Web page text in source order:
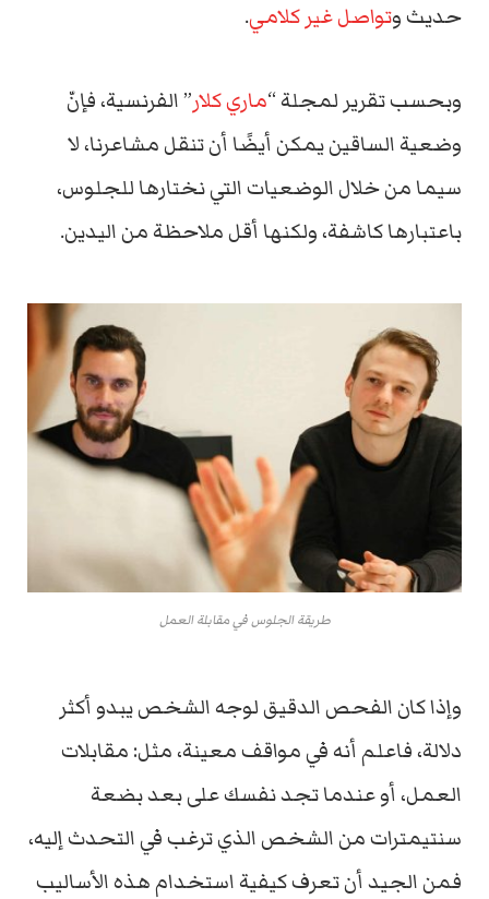
حديث وتواصل غير كلامي.
وبحسب تقرير لمجلة “ماري كلار” الفرنسية، فإنّ
وضعية الساقين يمكن أيضًا أن تنقل مشاعرنا، لا
سيما من خلال الوضعيات التي نختارها للجلوس،
باعتبارها كاشفة، ولكنها أقل ملاحظة من اليدين.
طريقة الجلوس في مقابلة العمل
وإذا كان الفحص الدقيق لوجه الشخص يبدو أكثر
دلالة، فاعلم أنه في مواقف معينة، مثل: مقابلات
العمل، أو عندما تجد نفسك على بعد بضعة
سنتيمترات من الشخص الذي ترغب في التحدث إليه،
فمن الجيد أن تعرف كيفية استخدام هذه الأساليب